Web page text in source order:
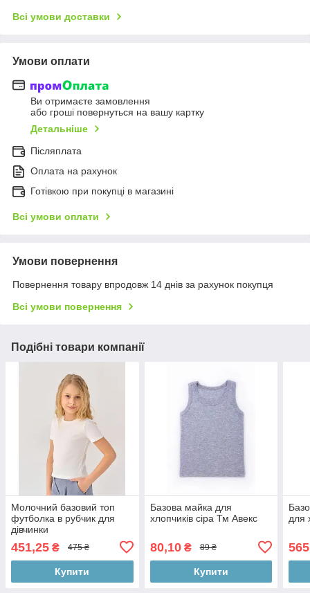
Всі умови доставки
Умови оплати
Ви отримаєте замовлення
або гроші повернуться на вашу картку
Детальніше
Післяплата
Оплата на рахунок
Готівкою при покупці в магазині
Всі умови оплати
Умови повернення
Повернення товару впродовж 14 днів за рахунок покупця
Всі умови повернення
Подібні товари компанії
Молочний базовий топ
футболка в рубчик для
дівчинки
451,25 ₴ 475 ₴
Купити
Базова майка для
хлопчиків сіра Тм Авекс
80,10₴ 89 ₴
Купити
для